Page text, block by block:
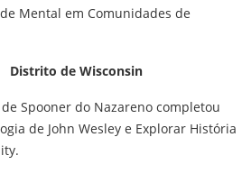
Mental em Comunidades de
Distrito de Wisconsin
de Spooner do Nazareno completou
de John Wesley e Explorar História